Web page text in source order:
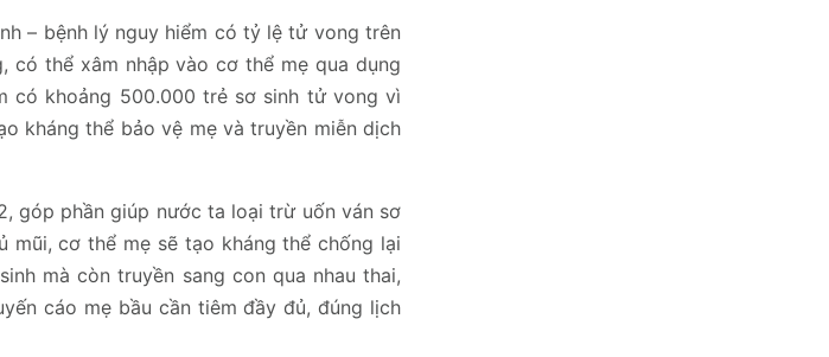
– bệnh lý nguy hiểm có tỷ lệ tử vong trên
thể xâm nhập vào cơ thể mẹ qua dụng
có khoảng 500.000 trẻ sơ sinh tử vong vì
kháng thể bảo vệ mẹ và truyền miễn dịch
góp phần giúp nước ta loại trừ uốn ván sơ
cơ thể mẹ sẽ tạo kháng thể chống lại
mà còn truyền sang con qua nhau thai,
cáo mẹ bầu cần tiêm đầy đủ, đúng lịch